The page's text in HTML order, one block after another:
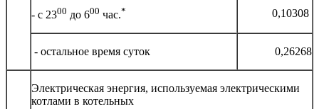
- с 2300 до 600 час.* 0,10308
- остальное время суток 0,26268
Электрическая энергия, используемая электрическими
котлами в котельных